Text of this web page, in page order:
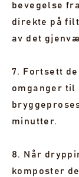
bevegelse
direkte på
av det
7. Fortsett
omganger til
minutter.
8. Når
komposter